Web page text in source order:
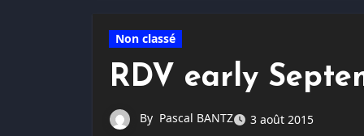
Non classé
RDV early
By Pascal BANTZ 3 août 2015